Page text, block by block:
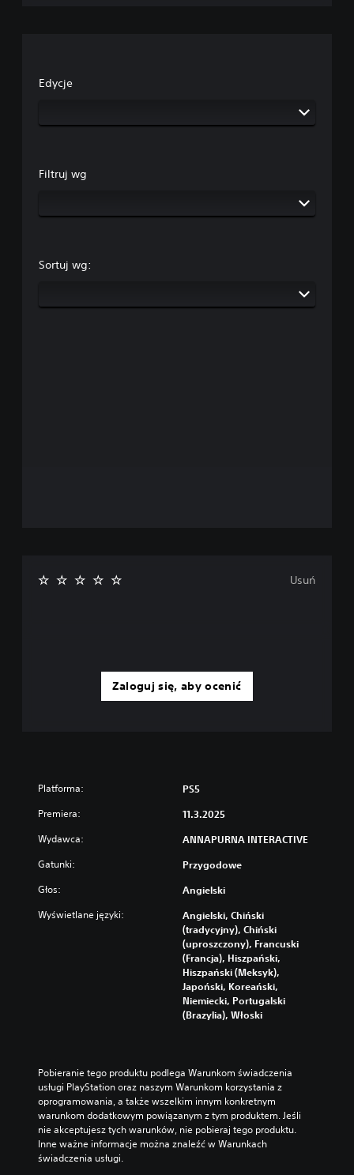
Edycje
Filtruj wg
Sortuj wg:
Zaloguj się, aby ocenić
Usuń
Platforma: PS5
Premiera: 11.3.2025
Wydawca: ANNAPURNA INTERACTIVE
Gatunki: Przygodowe
Głos: Angielski
Wyświetlane języki:
Angielski, Chiński
(tradycyjny), Chiński
(uproszczony), Francuski
(Francja), Hiszpański,
Hiszpański (Meksyk),
Japoński, Koreański,
Niemiecki, Portugalski
(Brazylia), Włoski
Pobieranie tego produktu podlega Warunkom świadczenia
usługi PlayStation oraz naszym Warunkom korzystania z
oprogramowania, a także wszelkim innym konkretnym
warunkom dodatkowym powiązanym z tym produktem. Jeśli
nie akceptujesz tych warunków, nie pobieraj tego produktu.
Inne ważne informacje można znaleźć w Warunkach
świadczenia usługi.